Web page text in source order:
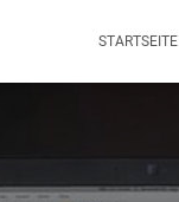
STARTSEITE